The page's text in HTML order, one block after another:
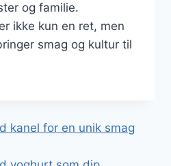
og familie.
ikke kun en ret, men
smag og kultur til
kanel for en unik smag